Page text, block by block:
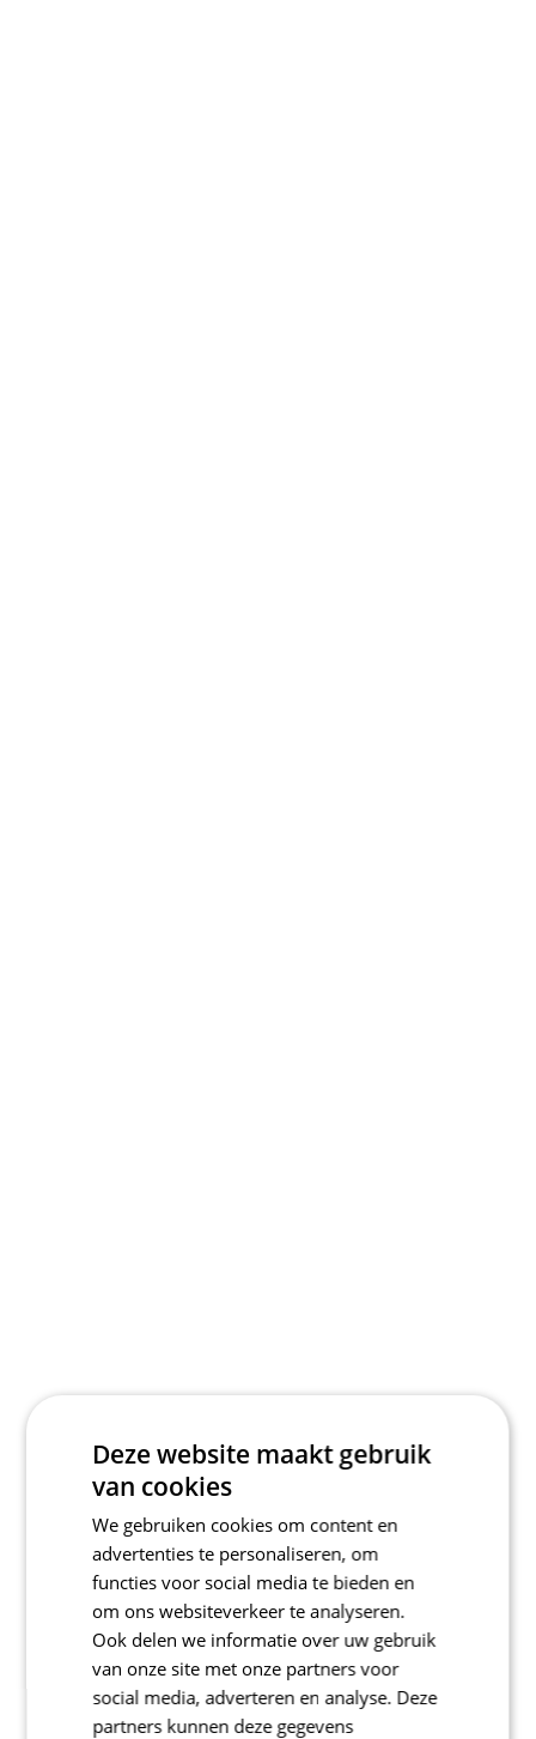
Deze website maakt gebruik
van cookies
We gebruiken cookies om content en
advertenties te personaliseren, om
functies voor social media te bieden en
om ons websiteverkeer te analyseren.
Ook delen we informatie over uw gebruik
van onze site met onze partners voor
social media, adverteren en analyse. Deze
partners kunnen deze gegevens